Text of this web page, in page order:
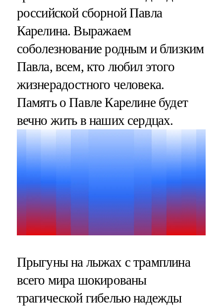
российской сборной Павла
Карелина. Выражаем
соболезнование родным и близким
Павла, всем, кто любил этого
жизнерадостного человека.
Память о Павле Карелине будет
вечно жить в наших сердцах.
Прыгуны на лыжах с трамплина
всего мира шокированы
трагической гибелью надежды